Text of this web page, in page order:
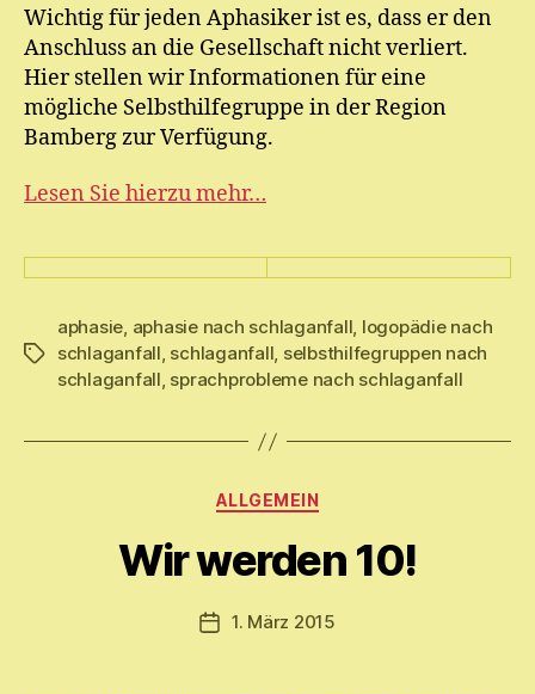
Wichtig für jeden Aphasiker ist es, dass er den
Anschluss an die Gesellschaft nicht verliert.
Hier stellen wir Informationen für eine
mögliche Selbsthilfegruppe in der Region
Bamberg zur Verfügung.
Lesen Sie hierzu mehr…
Schlagwörter
aphasie, aphasie nach schlaganfall, logopädie nach
schlaganfall, schlaganfall, selbsthilfegruppen nach
schlaganfall, sprachprobleme nach schlaganfall
Kategorien
ALLGEMEIN
Wir werden 10!
Beitragsautor
n
y
ri
m
Veröffentlichungsdatum
1. März 2015